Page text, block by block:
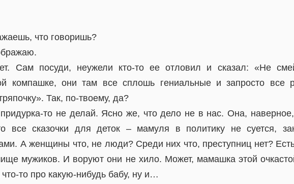
что говоришь?
Сам посуди, неужели кто-то ее отловил и сказал: «Не
компашке, они там все сплошь гениальные и запросто все
Так, по-твоему, да?
то не делай. Ясно же, что дело не в нас. Она,
все сказочки для деток – мамуля в политику не суется,
А женщины что, не люди? Среди них что, преступниц нет?
мужиков. И воруют они не хило. Может, мамашка этой
то про какую-нибудь бабу, ну и…